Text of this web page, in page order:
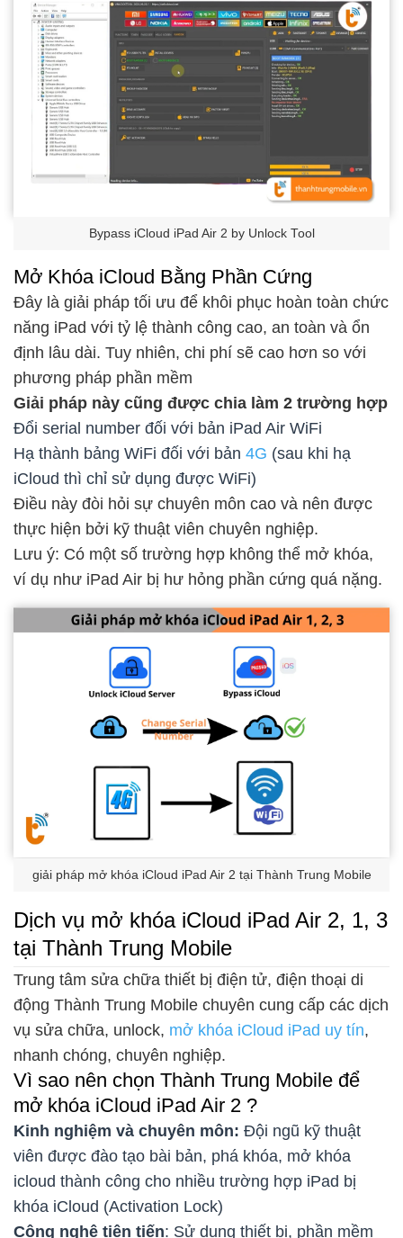
Bypass iCloud iPad Air 2 by Unlock Tool
Mở Khóa iCloud Bằng Phần Cứng
Đây là giải pháp tối ưu để khôi phục hoàn toàn chức
năng iPad với tỷ lệ thành công cao, an toàn và ổn
định lâu dài. Tuy nhiên, chi phí sẽ cao hơn so với
phương pháp phần mềm
Giải pháp này cũng được chia làm 2 trường hợp
Đổi serial number đối với bản iPad Air WiFi
Hạ thành bảng WiFi đối với bản 4G (sau khi hạ
iCloud thì chỉ sử dụng được WiFi)
Điều này đòi hỏi sự chuyên môn cao và nên được
thực hiện bởi kỹ thuật viên chuyên nghiệp.
Lưu ý: Có một số trường hợp không thể mở khóa,
ví dụ như iPad Air bị hư hỏng phần cứng quá nặng.
giải pháp mở khóa iCloud iPad Air 2 tại Thành Trung Mobile
Dịch vụ mở khóa iCloud iPad Air 2, 1, 3
tại Thành Trung Mobile
Trung tâm sửa chữa thiết bị điện tử, điện thoại di
động Thành Trung Mobile chuyên cung cấp các dịch
vụ sửa chữa, unlock, mở khóa iCloud iPad uy tín,
nhanh chóng, chuyên nghiệp.
Vì sao nên chọn Thành Trung Mobile để
mở khóa iCloud iPad Air 2 ?
Kinh nghiệm và chuyên môn: Đội ngũ kỹ thuật
viên được đào tạo bài bản, phá khóa, mở khóa
icloud thành công cho nhiều trường hợp iPad bị
khóa iCloud (Activation Lock)
Công nghệ tiên tiến: Sử dụng thiết bị, phần mềm